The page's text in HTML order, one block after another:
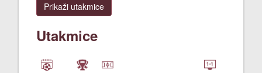
Prikaži utakmice
Utakmice